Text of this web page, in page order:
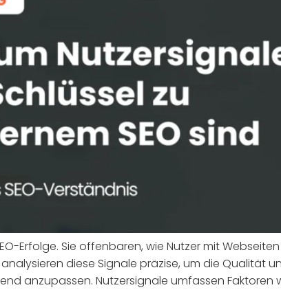
Erfolge. Sie offenbaren, wie Nutzer mit
diese Signale präzise, um die Qualität
anzupassen. Nutzersignale umfassen Faktoren